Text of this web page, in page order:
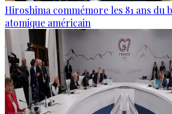
Hiroshima commémore les 81 ans du
atomique américain